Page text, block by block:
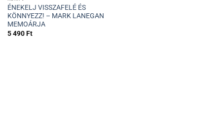
ÉNEKELJ VISSZAFELÉ ÉS
KÖNNYEZZ! – MARK LANEGAN
MEMOÁRJA
5 490Ft